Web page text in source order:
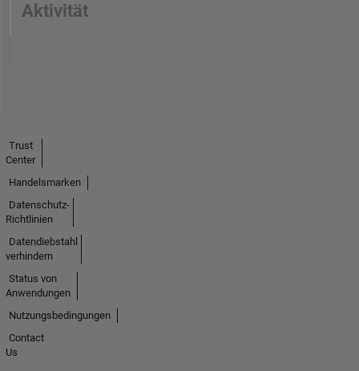
Aktivität
Trust
Center
Handelsmarken
Datenschutz-
Richtlinien
Datendiebstahl
verhindern
Status von
Anwendungen
Nutzungsbedingungen
Contact
Us